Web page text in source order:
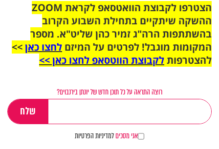
הצטרפו לקבוצת הוואטסאפ לקראת ZOOM
ההשקה שיתקיים בתחילת השבוע הקרוב
בהשתתפות הרה"ג זמיר כהן שליט"א. מספר
המקומות מוגבל! לפרטים על המיזם לחצו כאן>>
להצטרפותלקבוצת הווטסאפ לחצו כאן >>
רוצה התראה על כל תוכן חדש של יונתן בירנבוים?
אני מסכיםלמדיניות הפרטיות